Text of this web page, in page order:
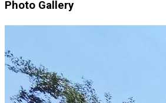
Photo Gallery